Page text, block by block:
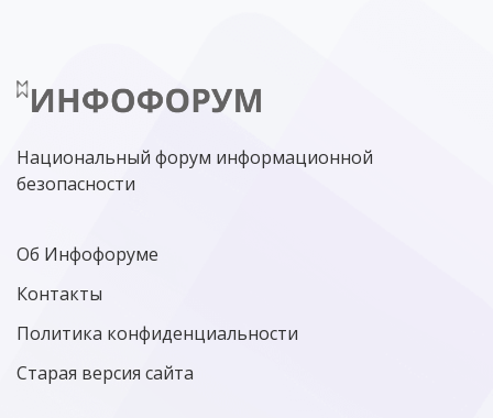
МИНЦИФРЫ РОССИИ NGFW
Национальный форум информационной
безопасности
Об Инфофоруме
Контакты
Политика конфиденциальности
Старая версия сайта